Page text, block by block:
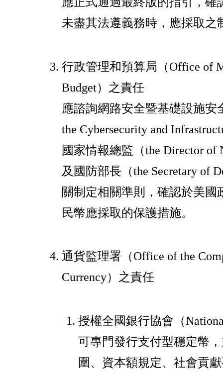
未盡其法遵義務時，應採取之
行政管理和預算局（Office of
Budget）之責任
應諮詢網路安全暨基礎設施安
the Cybersecurity and
國家情報總監（the Director of
及國防部長（the Secretary of
關制定相關準則，確認於美國
民幣應採取的保護措施。
通貨監理署（Office of the
Currency）之責任
授權全國銀行協會（
可專門發行支付型穩定幣
圍、資本額規定、社會貢